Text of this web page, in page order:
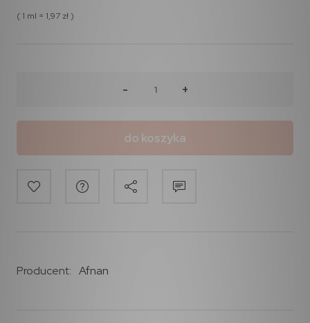
( 1 ml = 1,97 zł )
- +
do koszyka
Producent: Afnan